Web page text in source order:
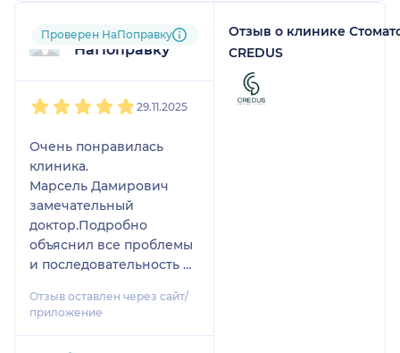
Пользователь
НаПоправку
Проверен НаПоправку
29.11.2025
Очень понравилась
клиника.
Марсель Дамирович
замечательный
доктор.Подробно
объяснил все проблемы
и последовательность их
сложную восьмерку(в
поликлинике не
Отзыв оставлен через сайт/
приложение
Отзыв о клинике
CREDUS